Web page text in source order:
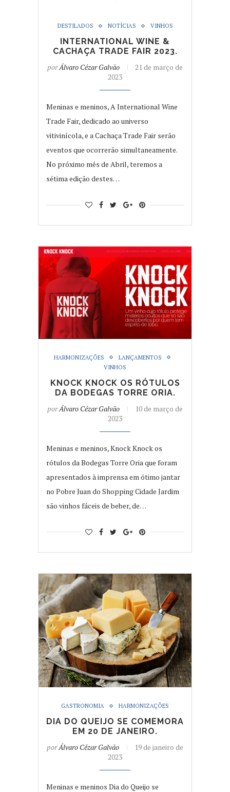
DESTILADOS NOTÍCIAS VINHOS
INTERNATIONAL WINE &
CACHAÇA TRADE FAIR 2023.
porÁlvaro Cézar Galvão
21 de março de
2023
Meninas e meninos, A International Wine
Trade Fair, dedicado ao universo
vitivinícola, e a Cachaça Trade Fair serão
eventos que ocorrerão simultaneamente.
No próximo mês de Abril, teremos a
sétima edição destes…
HARMONIZAÇÕES
LANÇAMENTOS
VINHOS
KNOCK KNOCK OS RÓTULOS
DA BODEGAS TORRE ORIA.
porÁlvaro Cézar Galvão
10 de março de
2023
Meninas e meninos, Knock Knock os
rótulos da Bodegas Torre Oria que foram
apresentados à imprensa em ótimo jantar
no Pobre Juan do Shopping Cidade Jardim
são vinhos fáceis de beber, de…
GASTRONOMIA HARMONIZAÇÕES
DIA DO QUEIJO SE COMEMORA
EM 20 DE JANEIRO.
porÁlvaro Cézar Galvão
19 de janeiro de
2023
Meninas e meninos Dia do Queijo se